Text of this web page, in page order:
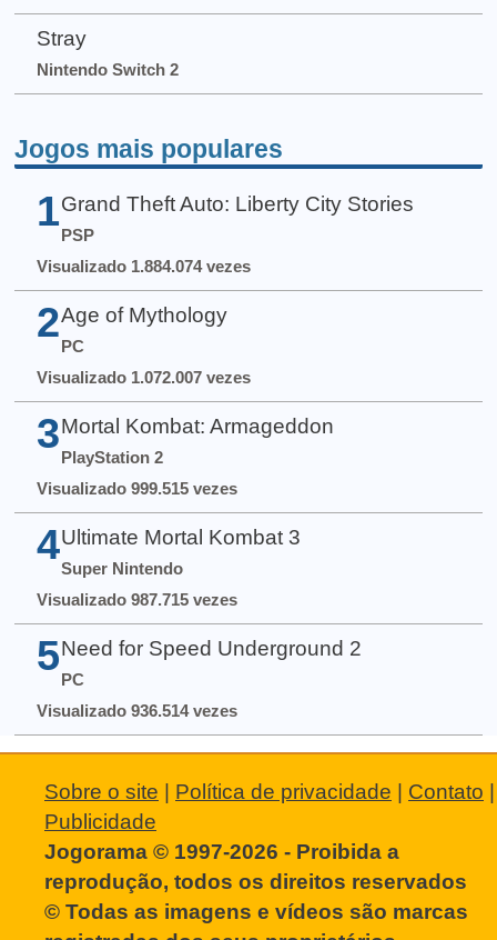
Stray
Nintendo Switch 2
Jogos mais populares
1 Grand Theft Auto: Liberty City Stories
PSP
Visualizado 1.884.074 vezes
2 Age of Mythology
PC
Visualizado 1.072.007 vezes
3 Mortal Kombat: Armageddon
PlayStation 2
Visualizado 999.515 vezes
4 Ultimate Mortal Kombat 3
Super Nintendo
Visualizado 987.715 vezes
5 Need for Speed Underground 2
PC
Visualizado 936.514 vezes
Sobre o site | Política de privacidade | Contato |
Publicidade
Jogorama © 1997-2026 - Proibida a
reprodução, todos os direitos reservados
© Todas as imagens e vídeos são marcas